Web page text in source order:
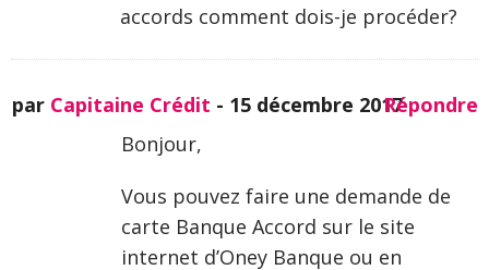
accords comment dois-je procéder?
par Capitaine Crédit - 15 décembre 2017Répondre
Bonjour,
Vous pouvez faire une demande de
carte Banque Accord sur le site
internet d’Oney Banque ou en